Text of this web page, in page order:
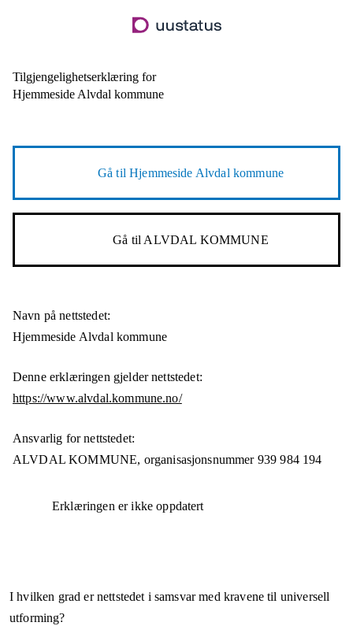
til
Tilgjengelighetserklæring for
Hjemmeside Alvdal kommune
Gå tilHjemmeside Alvdal kommune
Gå tilALVDAL KOMMUNE
Navn på nettstedet:
Hjemmeside Alvdal kommune
Denne erklæringen gjelder nettstedet:
https://www.alvdal.kommune.no/
Ansvarlig for nettstedet:
ALVDAL KOMMUNE, organisasjonsnummer 939 984 194
Erklæringen er ikke oppdatert
I hvilken grad er nettstedet i samsvar med kravene til universell
utforming?